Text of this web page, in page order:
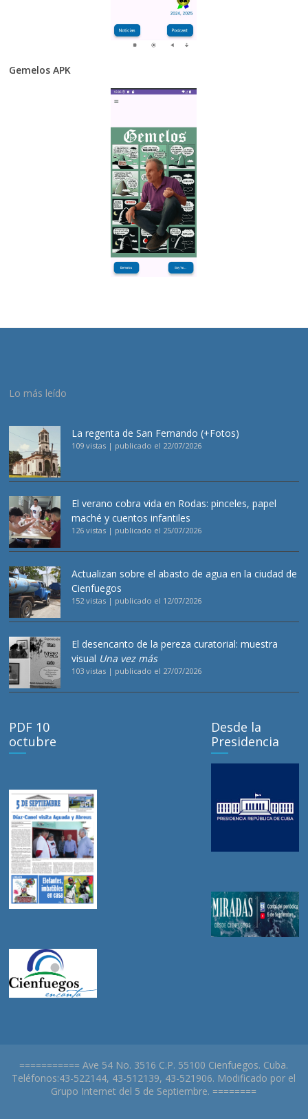
Gemelos APK
Lo más leído
La regenta de San Fernando (+Fotos)
109 vistas | publicado el 22/07/2026
El verano cobra vida en Rodas: pinceles, papel
maché y cuentos infantiles
126 vistas | publicado el 25/07/2026
Actualizan sobre el abasto de agua en la ciudad de
Cienfuegos
152 vistas | publicado el 12/07/2026
El desencanto de la pereza curatorial: muestra
visual Una vez más
103 vistas | publicado el 27/07/2026
PDF 10
octubre
Desde la
Presidencia
=========== Ave 54 No. 3516 C.P. 55100 Cienfuegos. Cuba.
Teléfonos:43-522144, 43-512139, 43-521906. Modificado por el
Grupo Internet del 5 de Septiembre. ========